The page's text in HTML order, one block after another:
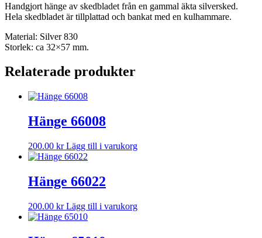
Handgjort hänge av skedbladet från en gammal äkta silversked.
Hela skedbladet är tillplattad och bankat med en kulhammare.
Material: Silver 830
Storlek: ca 32×57 mm.
Relaterade produkter
Hänge 66008
200.00 kr Lägg till i varukorg
Hänge 66022
200.00 kr Lägg till i varukorg